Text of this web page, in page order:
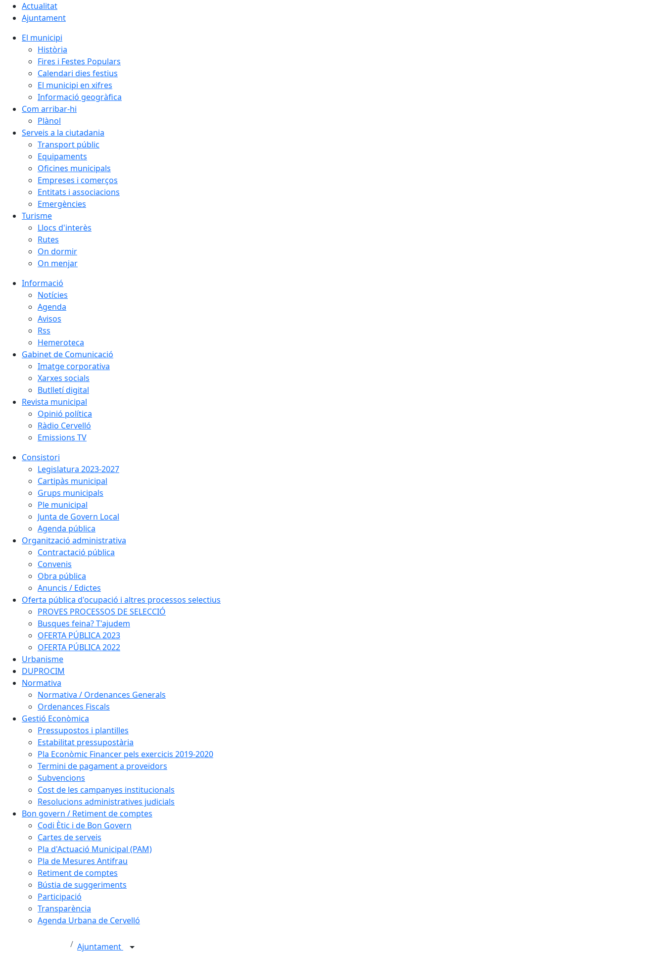
Actualitat
Ajuntament
El municipi
Història
Fires i Festes Populars
Calendari dies festius
El municipi en xifres
Informació geogràfica
Com arribar-hi
Plànol
Serveis a la ciutadania
Transport públic
Equipaments
Oficines municipals
Empreses i comerços
Entitats i associacions
Emergències
Turisme
Llocs d'interès
Rutes
On dormir
On menjar
Informació
Notícies
Agenda
Avisos
Rss
Hemeroteca
Gabinet de Comunicació
Imatge corporativa
Xarxes socials
Butlletí digital
Revista municipal
Opinió política
Ràdio Cervelló
Emissions TV
Consistori
Legislatura 2023-2027
Cartipàs municipal
Grups municipals
Ple municipal
Junta de Govern Local
Agenda pública
Organització administrativa
Contractació pública
Convenis
Obra pública
Anuncis / Edictes
Oferta pública d'ocupació i altres processos selectius
PROVES PROCESSOS DE SELECCIÓ
Busques feina? T'ajudem
OFERTA PÚBLICA 2023
OFERTA PÚBLICA 2022
Urbanisme
DUPROCIM
Normativa
Normativa / Ordenances Generals
Ordenances Fiscals
Gestió Econòmica
Pressupostos i plantilles
Estabilitat pressupostària
Pla Econòmic Financer pels exercicis 2019-2020
Termini de pagament a proveïdors
Subvencions
Cost de les campanyes institucionals
Resolucions administratives judicials
Bon govern / Retiment de comptes
Codi Ètic i de Bon Govern
Cartes de serveis
Pla d'Actuació Municipal (PAM)
Pla de Mesures Antifrau
Retiment de comptes
Bústia de suggeriments
Participació
Transparència
Agenda Urbana de Cervelló
Ajuntament